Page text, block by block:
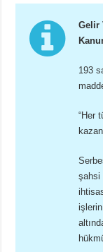
Gelir
193
“Her
şahsi